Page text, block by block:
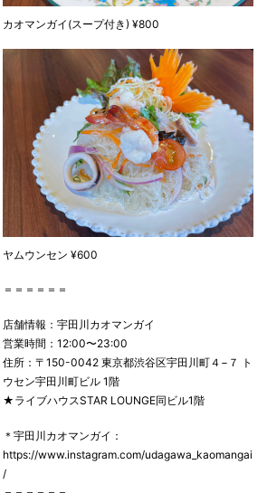
カオマンガイ(スープ付き) ¥800
ヤムウンセン ¥600
＝＝＝＝＝＝
店舗情報：宇田川カオマンガイ
営業時間：12:00〜23:00
住所：〒150-0042 東京都渋谷区宇田川町４−７ ト
ウセン宇田川町ビル 1階
★ライブハウスSTAR LOUNGE同ビル1階
＊宇田川カオマンガイ：
https://www.instagram.com/udagawa_kaomangai
/